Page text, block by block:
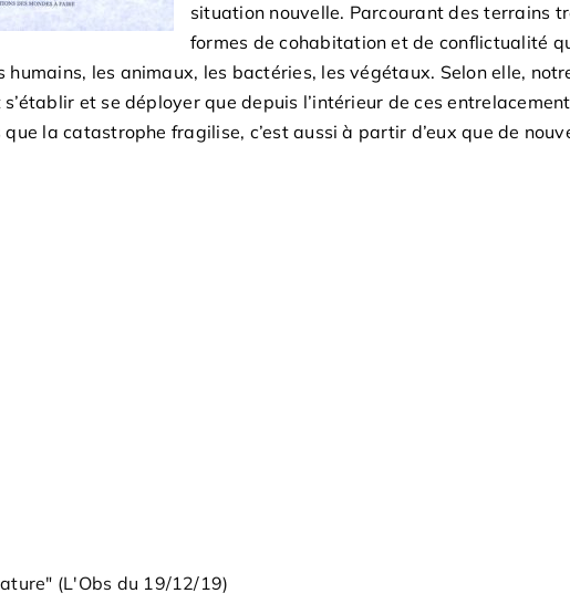
situation nouvelle. Parcourant des terrains
formes de cohabitation et de conflictualité
humains, les animaux, les bactéries, les végétaux. Selon elle,
s’établir et se déployer que depuis l’intérieur de ces
que la catastrophe fragilise, c’est aussi à partir d’eux que de
(L'Obs du 19/12/19)